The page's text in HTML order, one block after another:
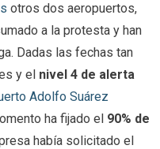
otros dos aeropuertos,
a la protesta y han
Dadas las fechas tan
y el nivel 4 de alerta
Adolfo Suárez
ha fijado el 90% de
había solicitado el